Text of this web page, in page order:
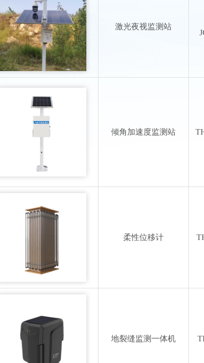
激光夜视监测站
倾角加速度监测站
柔性位移计
地裂缝监测一体机